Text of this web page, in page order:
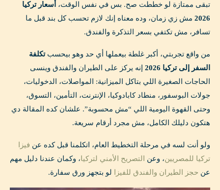
تبقى ممتازة لو خططت صح. بس في نفس الوقت،
أسعار تركيا
2026 مش زي زمان، وده معناه إنك لازم تحسب كل بند قبل ما
تسافر، مش تكتفي بسعر التذكرة والفندق.
من واقع تجربتي، أكبر غلطة بيعملها أي حد وهو بيحسبتكلفة
السفر إلى تركيا 2026
إنه يركز على الطيران والفندق وينسى
الحاجات الصغيرة اللي بتاكل الميزانية: المواصلات، الدخوليات،
جولات البوسفور، منطاد كابادوكيا، الإنترنت، التأمين، التسوق،
وحتى القهوة اليومية اللي “مش محسوبة”. علشان كده المقالة دي
هتكون دليلك الكامل، مش مجرد أرقام سريعة.
ولو أنت لسه في مرحلة التخطيط العام، اتكلمنا قبل كده عن فيزا
تركيا للمصريين، وعن التصريح الأمني لتركيا، وكمان عندنا دليل مهم
عن حجز الطيران والفندق للفيزا لو بتجهز ورق سفارة.